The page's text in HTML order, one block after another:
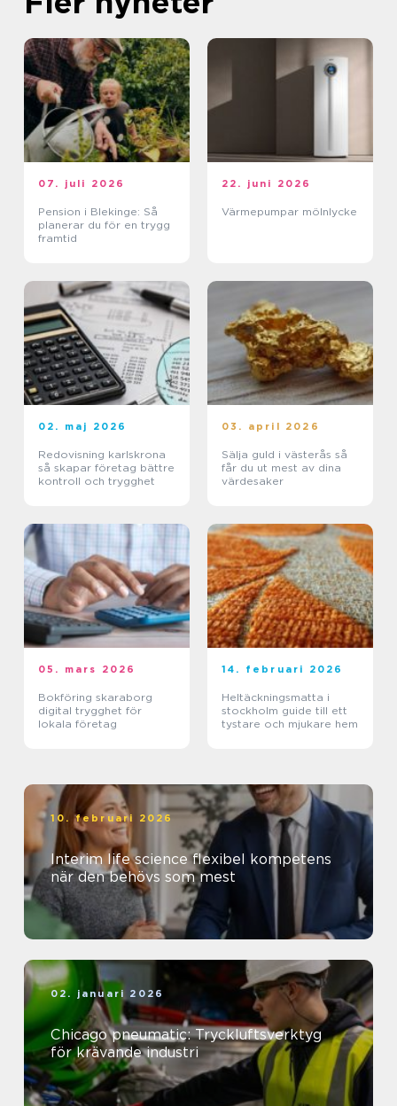
07. juli 2026
Pension i Blekinge: Så
planerar du för en trygg
framtid
22. juni 2026
Värmepumpar mölnlycke
02. maj 2026
Redovisning karlskrona
så skapar företag bättre
kontroll och trygghet
03. april 2026
Sälja guld i västerås så
får du ut mest av dina
värdesaker
05. mars 2026
Bokföring skaraborg
digital trygghet för
lokala företag
14. februari 2026
Heltäckningsmatta i
stockholm guide till ett
tystare och mjukare hem
10. februari 2026
Interim life science flexibel kompetens
när den behövs som mest
02. januari 2026
Chicago pneumatic: Tryckluftsverktyg
för krävande industri